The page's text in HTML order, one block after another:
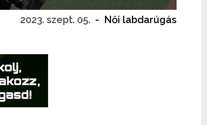
2023. szept. 05. - Női labdarúgás